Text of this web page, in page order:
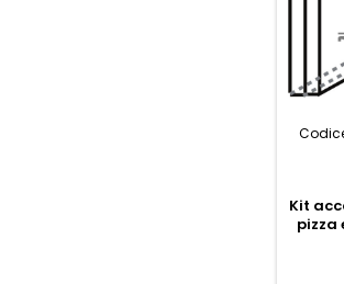
Kit
pizza